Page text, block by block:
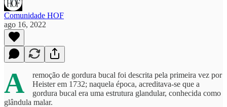
Comunidade HOF
ago 16, 2022
A
remoção de gordura bucal foi descrita pela primeira vez por
Heister em 1732; naquela época, acreditava-se que a
gordura bucal era uma estrutura glandular, conhecida como
glândula malar.